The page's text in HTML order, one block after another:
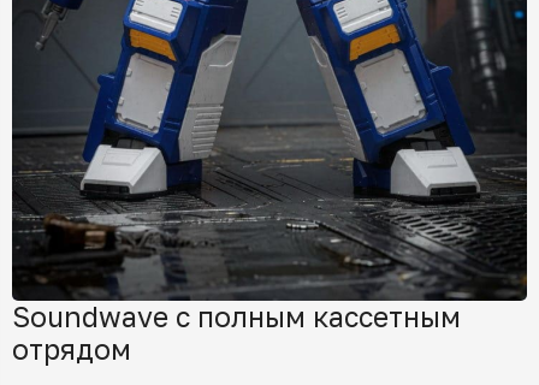
Soundwave с полным кассетным
отрядом